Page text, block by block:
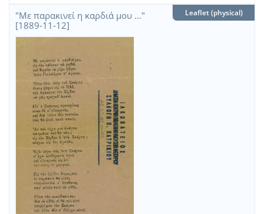
"Με παρακινεί η καρδιά μου ..."
[1889-11-12]
Leaflet (physical)